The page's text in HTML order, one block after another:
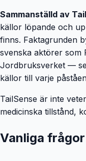
Sammanställd av
källor löpande och
finns. Faktagrunden
svenska aktörer som
Jordbruksverket —
källor till varje
TailSense är inte
medicinska tillstånd,
Vanliga frågor